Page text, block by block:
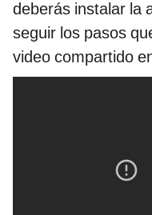
deberás instalar la
seguir los pasos
video compartido